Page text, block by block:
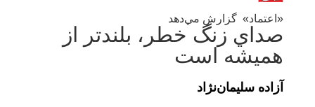
«اعتماد» گزارش مي‌دهد
صداي زنگ خطر، بلندتر از
هميشه است
آزاده سليمان‌نژاد